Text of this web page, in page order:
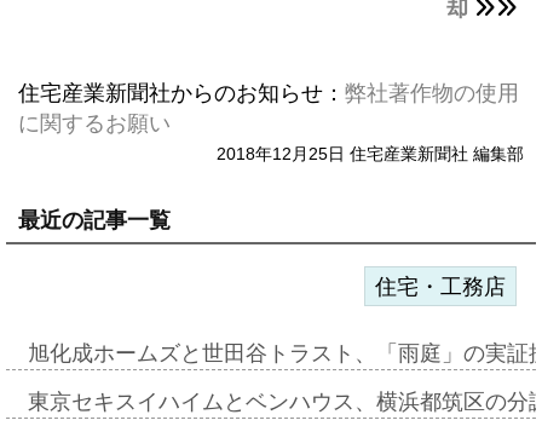
却
住宅産業新聞社からのお知らせ： 弊社著作物の使用
に関するお願い
2018年12月25日 住宅産業新聞社 編集部
最近の記事一覧
住宅・工務店
旭化成ホームズと世田谷トラスト、「雨庭」の実
東京セキスイハイムとベンハウス、横浜都筑区の